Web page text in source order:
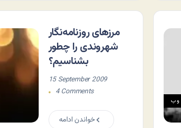
مرزهای روزنامه‌نگار
شهروندی را چطور
بشناسیم؟
15 September 2009
4 Comments
خواندن ادامه
وب